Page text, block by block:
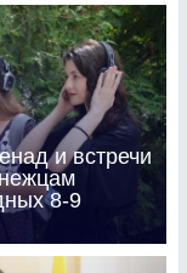
и встречи
8-9